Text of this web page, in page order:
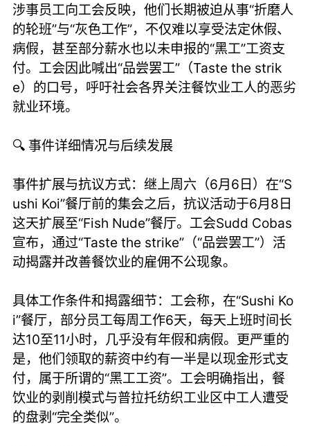
涉事员工向工会反映，他们长期被迫从事“折磨人
的轮班”与“灰色工作”，不仅难以享受法定休假、
病假，甚至部分薪水也以未申报的“黑工”工资支
付。工会因此喊出“品尝罢工”（Taste the strik
e）的口号，呼吁社会各界关注餐饮业工人的恶劣
就业环境。
🔍 事件详细情况与后续发展
事件扩展与抗议方式：继上周六（6月6日）在“S
ushi Koi”餐厅前的集会之后，抗议活动于6月8日
这天扩展至“Fish Nude”餐厅。工会Sudd Cobas
宣布，通过“Taste the strike”（“品尝罢工”）活
动揭露并改善餐饮业的雇佣不公现象。
具体工作条件和揭露细节：工会称，在“Sushi Ko
i”餐厅，部分员工每周工作6天，每天上班时间长
达10至11小时，几乎没有年假和病假。更严重的
是，他们领取的薪资中约有一半是以现金形式支
付，属于所谓的“黑工工资”。工会明确指出，餐
饮业的剥削模式与普拉托纺织工业区中工人遭受
的盘剥“完全类似”。